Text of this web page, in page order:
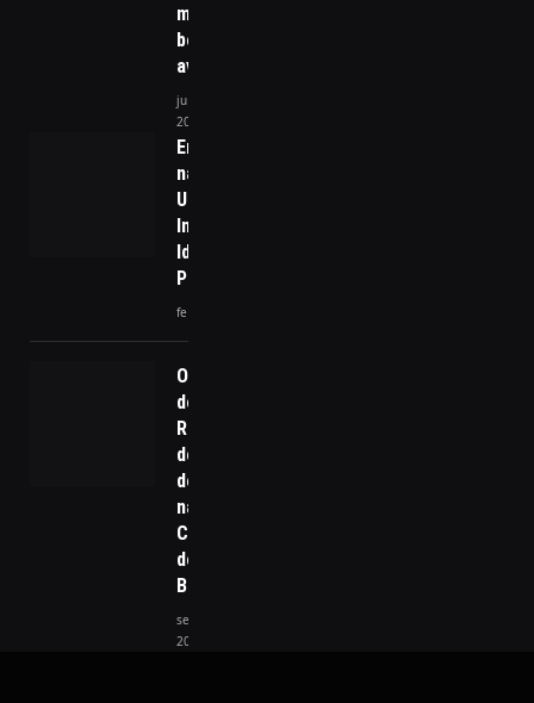
manter
boas
avaliações
julho 31,
2025
Empreendedorismo
nas Periferias:
Uma Realidade
Independente de
Ideologias
Políticas
fevereiro 28, 2025
O Impacto
do
Retorno
do Horário
de Verão
na Vida
Cotidiana
dos
Brasileiros
setembro 15,
2025